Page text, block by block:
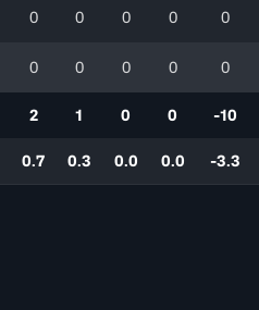
0 0 0 0 0
0 0 0 0 0
2 1 0 0 -10
0.7 0.3 0.0 0.0 -3.3